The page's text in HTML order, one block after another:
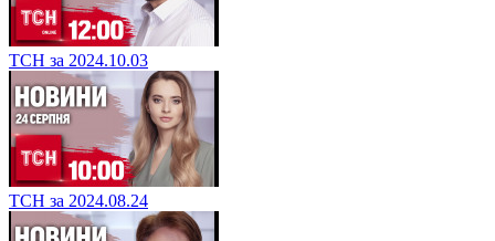
ТСН за 2024.10.03
ТСН за 2024.08.24